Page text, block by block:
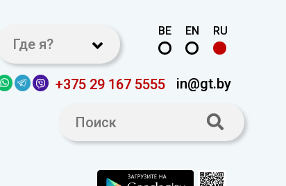
Где я?
RU
EN
BE
+375 29 167 5555 in@gt.by